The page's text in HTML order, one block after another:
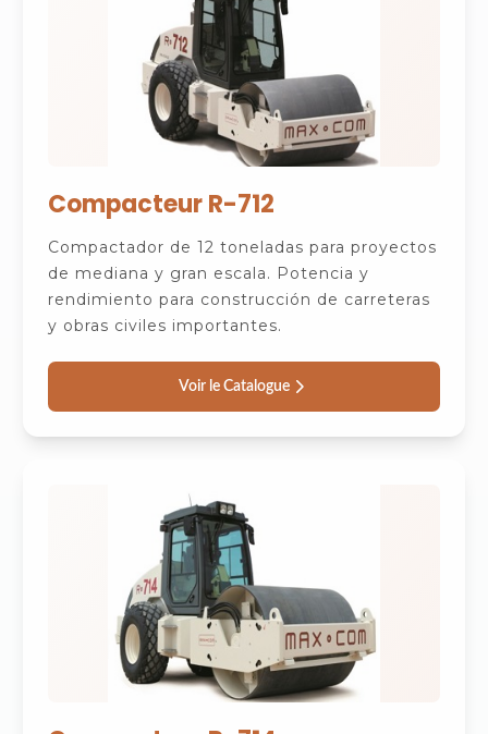
Compacteur R-712
Compactador de 12 toneladas para proyectos
de mediana y gran escala. Potencia y
rendimiento para construcción de carreteras
y obras civiles importantes.
Voir le Catalogue